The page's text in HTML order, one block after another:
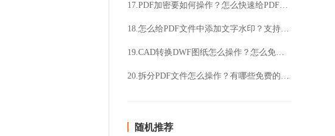
17.PDF加密要如何操作？怎么快速给PDF加上密码？
18.怎么给PDF文件中添加文字水印？支持给多页PDF一键添加水印吗？
19.CAD转换DWF图纸怎么操作？怎么免费将CAD转成DWF格式？
20.拆分PDF文件怎么操作？有哪些免费的拆分PDF方法？
随机推荐